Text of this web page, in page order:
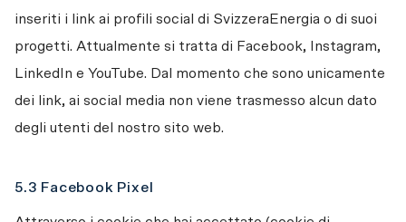
inseriti i link ai profili social di SvizzeraEnergia o di suoi
progetti. Attualmente si tratta di Facebook, Instagram,
LinkedIn e YouTube. Dal momento che sono unicamente
dei link, ai social media non viene trasmesso alcun dato
degli utenti del nostro sito web.
5.3 Facebook Pixel